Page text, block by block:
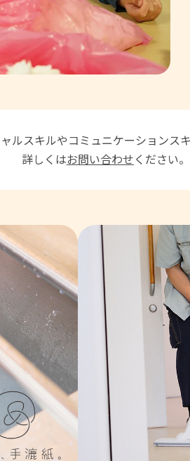
スキルやコミュニケーションス
詳しくはお問い合わせください。